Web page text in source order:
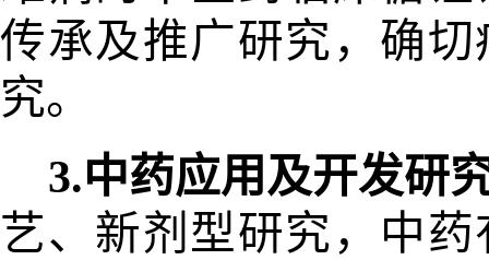
传承及推广研究，确
究。
3.中药应用及开发研
艺、新剂型研究，中